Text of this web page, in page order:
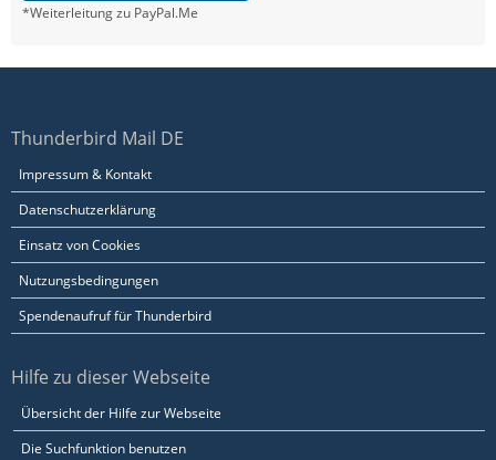
*Weiterleitung zu PayPal.Me
Thunderbird Mail DE
Impressum & Kontakt
Datenschutzerklärung
Einsatz von Cookies
Nutzungsbedingungen
Spendenaufruf für Thunderbird
Hilfe zu dieser Webseite
Übersicht der Hilfe zur Webseite
Die Suchfunktion benutzen